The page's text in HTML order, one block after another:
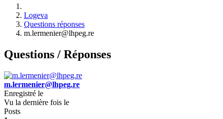
Logeva
Questions réponses
m.lermenier@lhpeg.re
Questions / Réponses
m.lermenier@lhpeg.re
Enregistré le
Vu la dernière fois le
Posts